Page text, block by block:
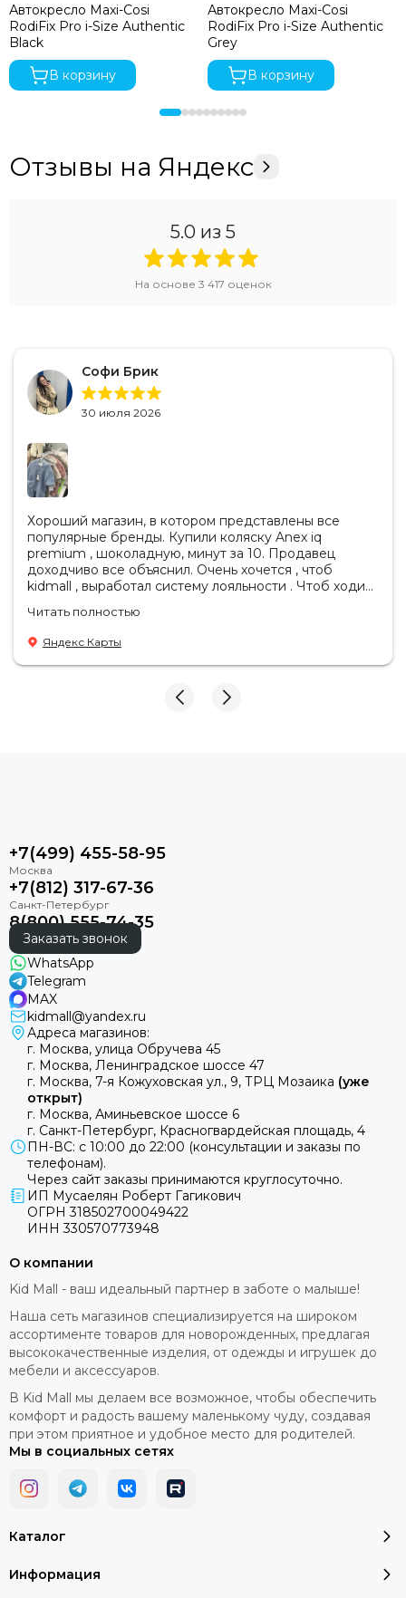
Автокресло Maxi-Cosi
RodiFix Pro i-Size Authentic
Black
В корзину
Автокресло Maxi-Cosi
RodiFix Pro i-Size Authentic
Grey
В корзину
Отзывы на Яндекс
5.0 из 5
На основе 3 417 оценок
Софи Брик
30 июля 2026
Хороший магазин, в котором представлены все
популярные бренды. Купили коляску Anex iq
premium , шоколадную, минут за 10. Продавец
доходчиво все объяснил. Очень хочется , чтоб
kidmall , выработал систему лояльности . Чтоб ходить
Читать полностью
Яндекс Карты
+7(499) 455-58-95
+7(812) 317-67-36
8(800) 555-74-35
Заказать звонок
WhatsApp
Telegram
MAX
kidmall@yandex.ru
Адреса магазинов:
г. Москва, улица Обручева 45
г. Москва, Ленинградское шоссе 47
г. Москва, 7-я Кожуховская ул., 9, ТРЦ Мозаика (уже
открыт)
г. Москва, Аминьевское шоссе 6
г. Санкт-Петербург, Красногвардейская площадь, 4
ПН-ВС: с 10:00 до 22:00 (консультации и заказы по
телефонам).
Через сайт заказы принимаются круглосуточно.
ИП Мусаелян Роберт Гагикович
ОГРН 318502700049422
ИНН 330570773948
Каталог
Информация
О компании
Kid Mall - ваш идеальный партнер в заботе о малыше!
Наша сеть магазинов специализируется на широком
ассортименте товаров для новорожденных, предлагая
высококачественные изделия, от одежды и игрушек до
мебели и аксессуаров.
В Kid Mall мы делаем все возможное, чтобы обеспечить
комфорт и радость вашему маленькому чуду, создавая
при этом приятное и удобное место для родителей.
Мы в социальных сетях